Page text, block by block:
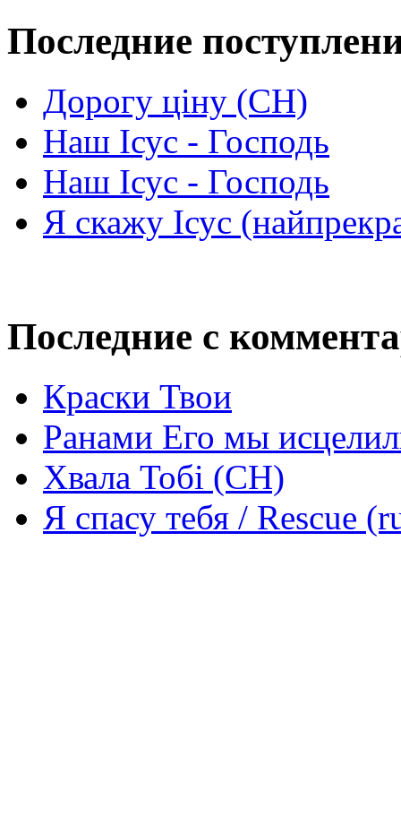
Последние
Дорогу ціну (СН)
Наш Ісус - Господь
Наш Ісус - Господь
Я скажу Ісус
Последние с
Краски Твои
Ранами Его мы
Хвала Тобі (СН)
Я спасу тебя / Rescue